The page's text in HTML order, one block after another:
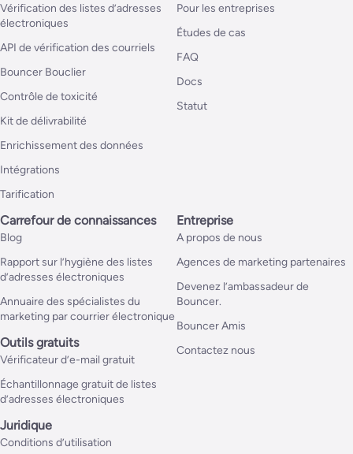
Vérification des listes d’adresses
électroniques
API de vérification des courriels
Bouncer Bouclier
Contrôle de toxicité
Kit de délivrabilité
Enrichissement des données
Intégrations
Tarification
Pour les entreprises
Études de cas
FAQ
Docs
Statut
Carrefour de connaissances
Blog
Rapport sur l’hygiène des listes
d’adresses électroniques
Annuaire des spécialistes du
marketing par courrier électronique
Outils gratuits
Vérificateur d’e-mail gratuit
Échantillonnage gratuit de listes
d’adresses électroniques
Entreprise
A propos de nous
Agences de marketing partenaires
Devenez l’ambassadeur de
Bouncer.
Bouncer Amis
Contactez nous
Juridique
Conditions d’utilisation